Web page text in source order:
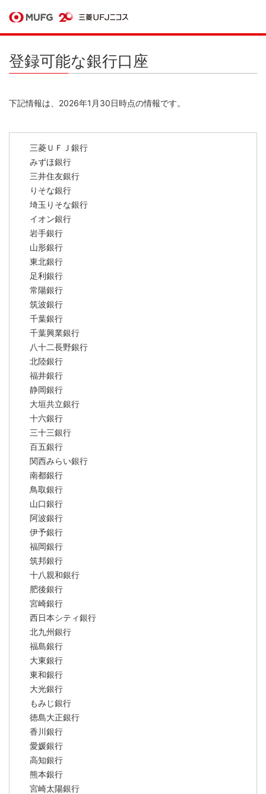
登録可能な銀行口座
下記情報は、2026年1月30日時点の情報です。
三菱ＵＦＪ銀行
みずほ銀行
三井住友銀行
りそな銀行
埼玉りそな銀行
イオン銀行
岩手銀行
山形銀行
東北銀行
足利銀行
常陽銀行
筑波銀行
千葉銀行
千葉興業銀行
八十二長野銀行
北陸銀行
福井銀行
静岡銀行
大垣共立銀行
十六銀行
三十三銀行
百五銀行
関西みらい銀行
南都銀行
鳥取銀行
山口銀行
阿波銀行
伊予銀行
福岡銀行
筑邦銀行
十八親和銀行
肥後銀行
宮崎銀行
西日本シティ銀行
北九州銀行
福島銀行
大東銀行
東和銀行
大光銀行
もみじ銀行
徳島大正銀行
香川銀行
愛媛銀行
高知銀行
熊本銀行
宮崎太陽銀行